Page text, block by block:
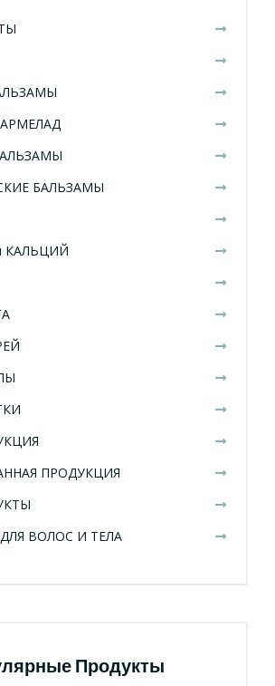
БАЛЬЗАМЫ
КАЛЬЦИЙ
ПРОДУКЦИЯ
ВОЛОС И ТЕЛА
Продукты